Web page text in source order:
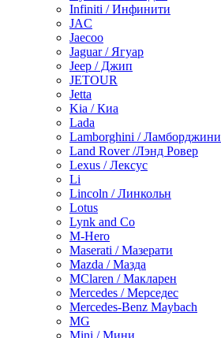
Infiniti / Инфинити
JAC
Jaecoo
Jaguar / Ягуар
Jeep / Джип
JETOUR
Jetta
Kia / Киа
Lada
Lamborghini / Ламборджини
Land Rover /Лэнд Ровер
Lexus / Лексус
Li
Lincoln / Линкольн
Lotus
Lynk and Co
M-Hero
Maserati / Мазерати
Mazda / Мазда
MClaren / Макларен
Mercedes / Мерседес
Mercedes-Benz Maybach
MG
Mini / Мини